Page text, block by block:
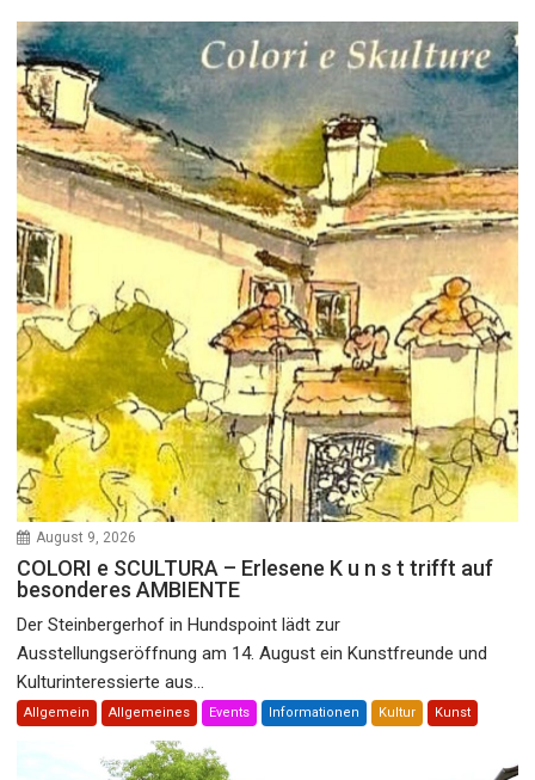
August 9, 2026
COLORI e SCULTURA – Erlesene K u n s t trifft auf
besonderes AMBIENTE
Der Steinbergerhof in Hundspoint lädt zur
Ausstellungseröffnung am 14. August ein Kunstfreunde und
Kulturinteressierte aus...
Allgemein Allgemeines Events Informationen Kultur Kunst